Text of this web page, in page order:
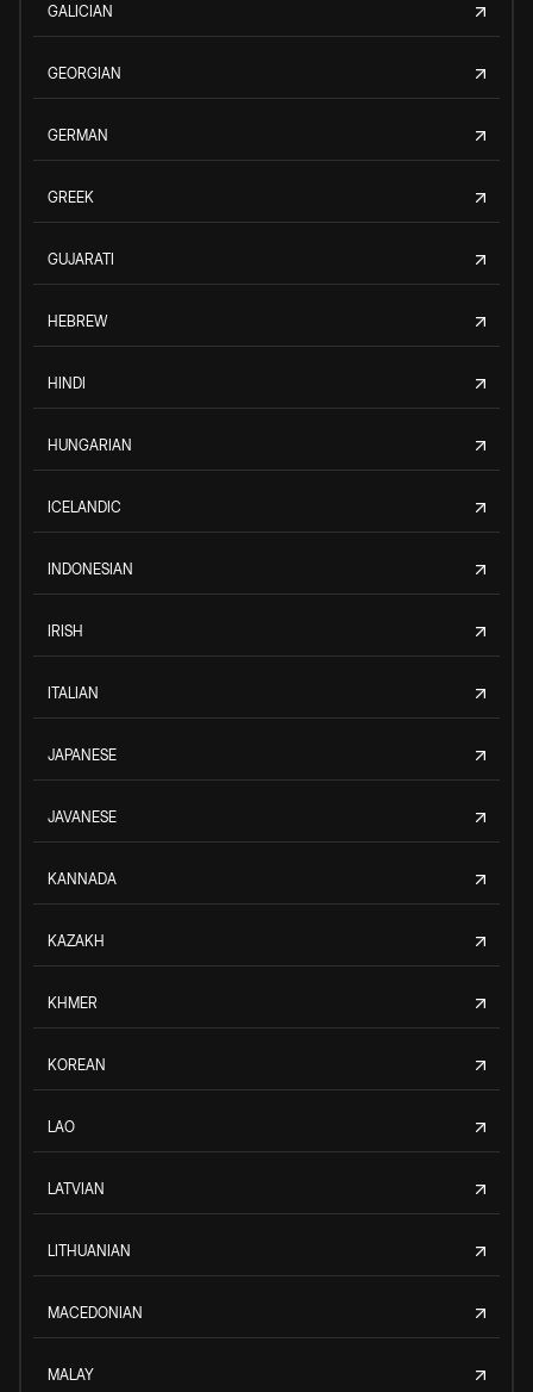
GALICIAN
GEORGIAN
GERMAN
GREEK
GUJARATI
HEBREW
HINDI
HUNGARIAN
ICELANDIC
INDONESIAN
IRISH
ITALIAN
JAPANESE
JAVANESE
KANNADA
KAZAKH
KHMER
KOREAN
LAO
LATVIAN
LITHUANIAN
MACEDONIAN
MALAY